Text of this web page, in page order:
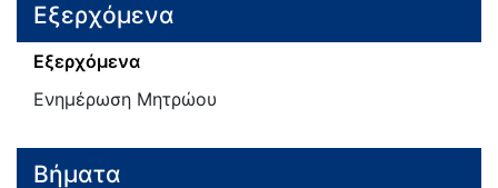
Εξερχόμενα
Εξερχόμενα
Ενημέρωση Μητρώου
Βήματα